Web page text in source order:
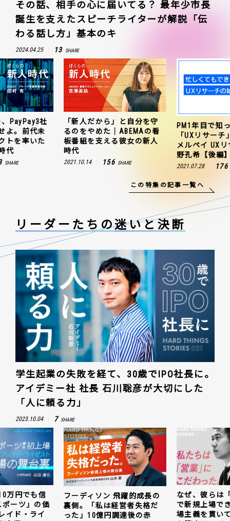
その話、相手の心に届いてる？ 最年少市長
誕生を支えたスピーチライターが解説「伝
わる話し方」基本のキ
2024.04.25 13 SHARE
PayPay3社
よ。前代未
トを率いた
代
SHARE
「新人だから」と自分を守
るのをやめた｜ABEMAの看
板番組を支える彼女の新人
時代
2021.10.14 156 SHARE
PM1年目で知
「UXリサー
メルペイ UX
野孔希【後編
2021.07.28 176
この特集の記事一覧へ
リーダーたちの迷いと決断
学生起業の失敗を経て、30歳でIPO社長に。
アイデミー社 社長 石川聡彦が大切にした
「人に頼る力」
2023.10.04 7 SHARE
万円でも信
ーツ」の価
イド・ライ
フーディソン 飛躍的成長の
裏側。「私は経営者失格だ
った」10億円調達後の赤
なぜ、彼らは
で新規上場で
場主義を貫い